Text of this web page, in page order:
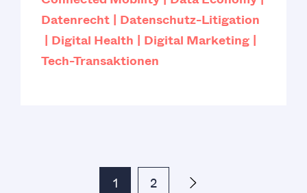
Datenrecht
Datenschutz-Litigation
Digital Health
Digital Marketing
Tech-Transaktionen
1 2